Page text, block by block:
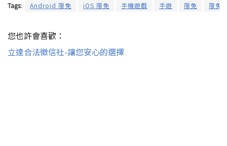
Tags: Android 限免 iOS 限免 手機遊戲 手遊 限免 限免
您也許會喜歡：
立達合法徵信社-讓您安心的選擇